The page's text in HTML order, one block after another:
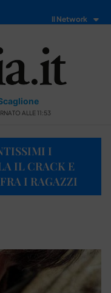
Il Network
ALLE 11:53
I
IL CRACK E
I RAGAZZI